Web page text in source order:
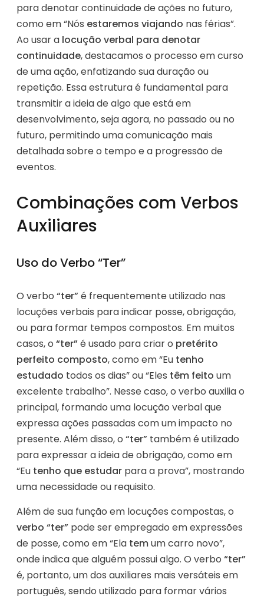
para denotar continuidade de ações no futuro,
como em “Nós estaremos viajando nas férias”.
Ao usar a locução verbal para denotar
continuidade, destacamos o processo em curso
de uma ação, enfatizando sua duração ou
repetição. Essa estrutura é fundamental para
transmitir a ideia de algo que está em
desenvolvimento, seja agora, no passado ou no
futuro, permitindo uma comunicação mais
detalhada sobre o tempo e a progressão de
eventos.
Combinações com Verbos
Auxiliares
Uso do Verbo “Ter”
O verbo “ter”é frequentemente utilizado nas
locuções verbais para indicar posse, obrigação,
ou para formar tempos compostos. Em muitos
casos, o “ter”é usado para criar o pretérito
perfeito composto, como em “Eu tenho
estudado todos os dias” ou “Eles têm feito um
excelente trabalho”. Nesse caso, o verbo auxilia o
principal, formando uma locução verbal que
expressa ações passadas com um impacto no
presente. Além disso, o “ter” também é utilizado
para expressar a ideia de obrigação, como em
“Eu tenho que estudar para a prova”, mostrando
uma necessidade ou requisito.
Além de sua função em locuções compostas, o
verbo “ter” pode ser empregado em expressões
de posse, como em “Ela temum carro novo”,
onde indica que alguém possui algo. O verbo “ter”
é, portanto, um dos auxiliares mais versáteis em
português, sendo utilizado para formar vários